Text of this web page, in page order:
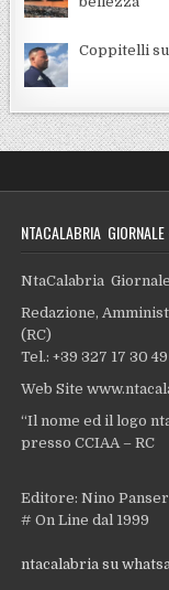
Coppitelli
NTACALABRIA
NtaCalabria Giornale
Redazione,
(RC)
Tel.: +39 327 17 30
Web Site
“Il nome ed il logo
presso CCIAA – RC
Editore: Nino
# On Line dal 1999
ntacalabria su